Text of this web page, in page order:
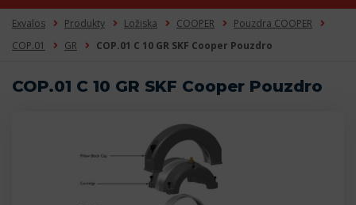
Exvalos Produkty Ložiska COOPER
Pouzdra COOPER
COP.01
GR COP.01 C 10 GR SKF Cooper Pouzdro
COP.01 C 10 GR SKF Cooper Pouzdro